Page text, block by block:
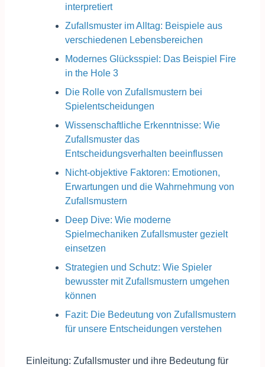
interpretiert
Zufallsmuster im Alltag: Beispiele aus
verschiedenen Lebensbereichen
Modernes Glücksspiel: Das Beispiel Fire
in the Hole 3
Die Rolle von Zufallsmustern bei
Spielentscheidungen
Wissenschaftliche Erkenntnisse: Wie
Zufallsmuster das
Entscheidungsverhalten beeinflussen
Nicht-objektive Faktoren: Emotionen,
Erwartungen und die Wahrnehmung von
Zufallsmustern
Deep Dive: Wie moderne
Spielmechaniken Zufallsmuster gezielt
einsetzen
Strategien und Schutz: Wie Spieler
bewusster mit Zufallsmustern umgehen
können
Fazit: Die Bedeutung von Zufallsmustern
für unsere Entscheidungen verstehen
Einleitung: Zufallsmuster und ihre Bedeutung für